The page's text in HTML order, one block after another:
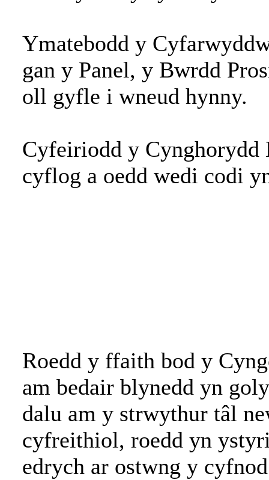
Ymatebodd y
gan y Panel, y Bwrdd
oll gyfle i wneud hynny.
Cyfeiriodd y Cynghorydd
cyflog a oedd wedi codi
Roedd y ffaith bod y
am bedair blynedd yn
dalu am y strwythur tâl
cyfreithiol, roedd yn
edrych ar ostwng y